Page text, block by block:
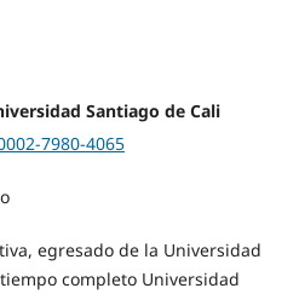
Santiago de Cali
7980-4065
egresado de la Universidad
completo Universidad